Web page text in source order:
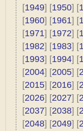
[1949] [1950] [
[1960] [1961] [
[1971] [1972] [
[1982] [1983] [
[1993] [1994] [
[2004] [2005] [
[2015] [2016] [
[2026] [2027] [
[2037] [2038] [
[2048] [2049] [